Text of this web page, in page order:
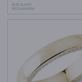
ŽLTÉ ZLATO
BEZ KAMEŇA